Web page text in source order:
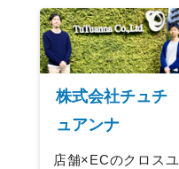
株式会社チュチ
ュアンナ
店舗×ECのクロスユ